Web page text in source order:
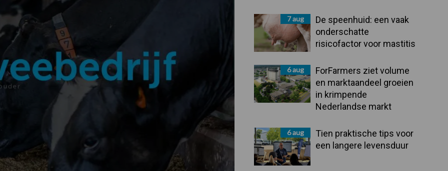
7 aug
De speenhuid: een vaak
onderschatte
risicofactor voor mastitis
6 aug
ForFarmers ziet volume
en marktaandeel groeien
in krimpende
Nederlandse markt
6 aug
Tien praktische tips voor
een langere levensduur